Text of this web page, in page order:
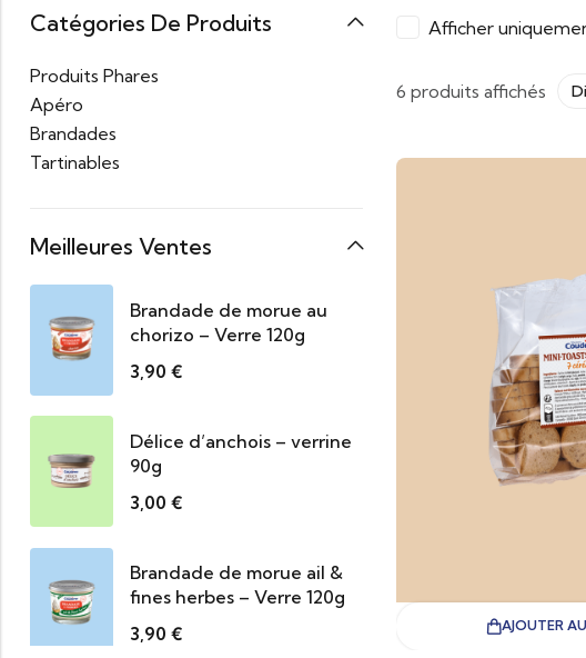
Afficher
6 produits affichés
AJOUTER
Catégories De Produits
Produits Phares
Apéro
Brandades
Tartinables
Meilleures Ventes
Brandade de morue au
chorizo – Verre 120g
3,90 €
Délice d’anchois – verrine
90g
3,00 €
Brandade de morue ail &
fines herbes – Verre 120g
3,90 €